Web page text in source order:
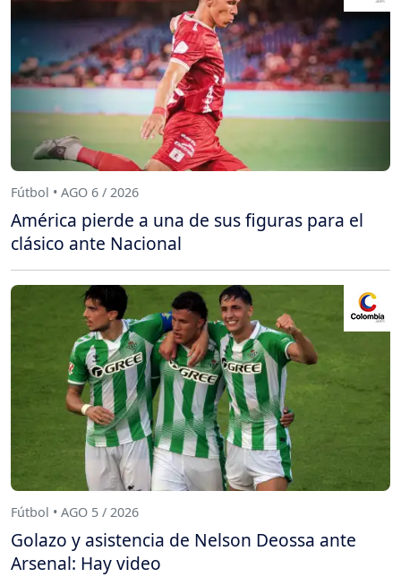
Fútbol • AGO 6 / 2026
América pierde a una de sus figuras para el
clásico ante Nacional
Fútbol • AGO 5 / 2026
Golazo y asistencia de Nelson Deossa ante
Arsenal: Hay video